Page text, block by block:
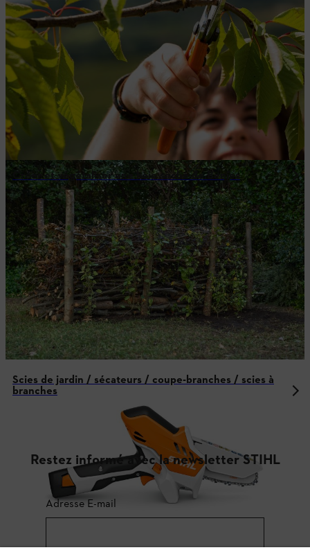
Créer et végétaliser une haie sèche de Benjes
Scies de jardin / sécateurs / coupe-branches / scies à
branches
Restez informé avec la newsletter STIHL
Adresse E-mail